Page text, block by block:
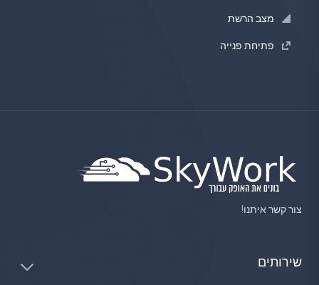
מצב הרשת
פתיחת פנייה
צור קשר איתנו!
שירותים